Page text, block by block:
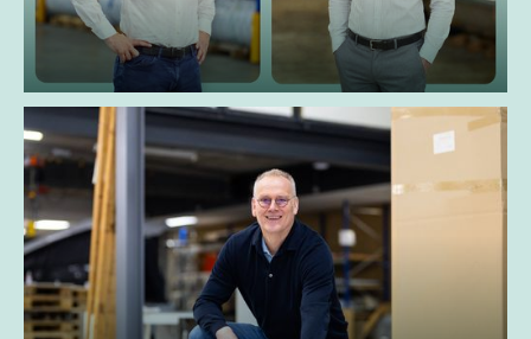
Euramax annonce la transition à la
Danny Kappen succède à
Kruijt, qui rejoint le Conseil
Surveillance